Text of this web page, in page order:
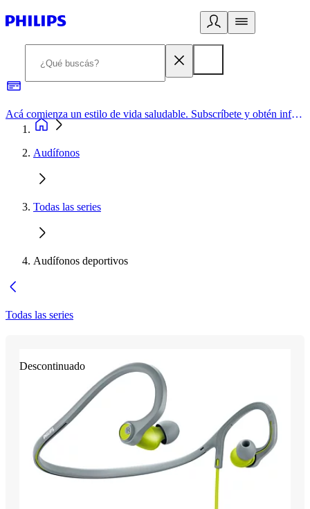
Acá comienza un estilo de vida saludable. Subscríbete y obtén información de primera mano
Audífonos
Todas las series
Audífonos deportivos
Todas las series
Descontinuado